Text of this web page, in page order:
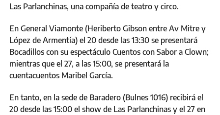
Las Parlanchinas, una compañía de teatro y circo.
En General Viamonte (Heriberto Gibson entre Av Mitre y
López de Armentía) el 20 desde las 13:30 se presentará
Bocadillos con su espectáculo Cuentos con Sabor a Clown;
mientras que el 27, a las 15:00, se presentará la
cuentacuentos Maribel García.
En tanto, en la sede de Baradero (Bulnes 1016) recibirá el
20 desde las 15:00 el show de Las Parlanchinas y el 27 en